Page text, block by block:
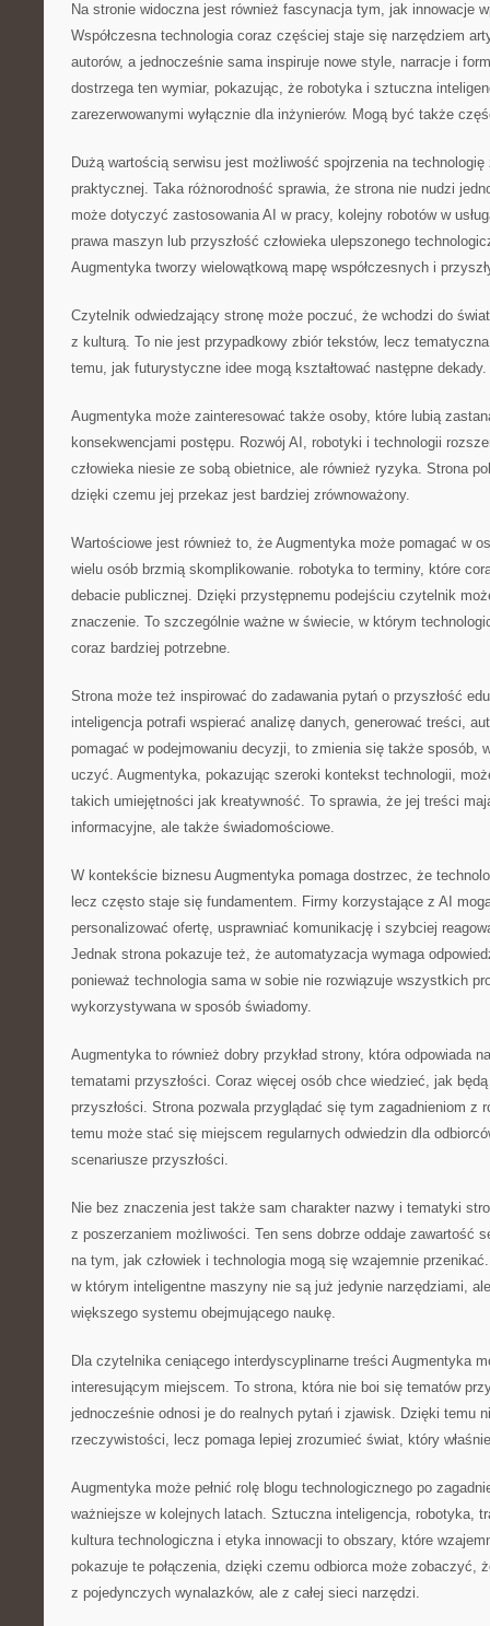
Na stronie widoczna jest również fascynacja tym, jak innowacje
Współczesna technologia coraz częściej staje się narzędziem
autorów, a jednocześnie sama inspiruje nowe style, narracje i
dostrzega ten wymiar, pokazując, że robotyka i sztuczna
zarezerwowanymi wyłącznie dla inżynierów. Mogą być także
Dużą wartością serwisu jest możliwość spojrzenia na technologię
praktycznej. Taka różnorodność sprawia, że strona nie nudzi
może dotyczyć zastosowania AI w pracy, kolejny robotów w
prawa maszyn lub przyszłość człowieka ulepszonego
Augmentyka tworzy wielowątkową mapę współczesnych i
Czytelnik odwiedzający stronę może poczuć, że wchodzi do
z kulturą. To nie jest przypadkowy zbiór tekstów, lecz
temu, jak futurystyczne idee mogą kształtować następne dekady.
Augmentyka może zainteresować także osoby, które lubią
konsekwencjami postępu. Rozwój AI, robotyki i technologii
człowieka niesie ze sobą obietnice, ale również ryzyka. Strona
dzięki czemu jej przekaz jest bardziej zrównoważony.
Wartościowe jest również to, że Augmentyka może pomagać w
wielu osób brzmią skomplikowanie. robotyka to terminy, które
debacie publicznej. Dzięki przystępnemu podejściu czytelnik
znaczenie. To szczególnie ważne w świecie, w którym
coraz bardziej potrzebne.
Strona może też inspirować do zadawania pytań o przyszłość
inteligencja potrafi wspierać analizę danych, generować treści,
pomagać w podejmowaniu decyzji, to zmienia się także sposób,
uczyć. Augmentyka, pokazując szeroki kontekst technologii,
takich umiejętności jak kreatywność. To sprawia, że jej treści
informacyjne, ale także świadomościowe.
W kontekście biznesu Augmentyka pomaga dostrzec, że
lecz często staje się fundamentem. Firmy korzystające z AI
personalizować ofertę, usprawniać komunikację i szybciej
Jednak strona pokazuje też, że automatyzacja wymaga
ponieważ technologia sama w sobie nie rozwiązuje wszystkich
wykorzystywana w sposób świadomy.
Augmentyka to również dobry przykład strony, która odpowiada
tematami przyszłości. Coraz więcej osób chce wiedzieć, jak będą
przyszłości. Strona pozwala przyglądać się tym zagadnieniom z
temu może stać się miejscem regularnych odwiedzin dla
scenariusze przyszłości.
Nie bez znaczenia jest także sam charakter nazwy i tematyki
z poszerzaniem możliwości. Ten sens dobrze oddaje zawartość
na tym, jak człowiek i technologia mogą się wzajemnie
w którym inteligentne maszyny nie są już jedynie narzędziami,
większego systemu obejmującego naukę.
Dla czytelnika ceniącego interdyscyplinarne treści Augmentyka
interesującym miejscem. To strona, która nie boi się tematów
jednocześnie odnosi je do realnych pytań i zjawisk. Dzięki temu
rzeczywistości, lecz pomaga lepiej zrozumieć świat, który
Augmentyka może pełnić rolę blogu technologicznego po
ważniejsze w kolejnych latach. Sztuczna inteligencja, robotyka,
kultura technologiczna i etyka innowacji to obszary, które
pokazuje te połączenia, dzięki czemu odbiorca może zobaczyć,
z pojedynczych wynalazków, ale z całej sieci narzędzi.